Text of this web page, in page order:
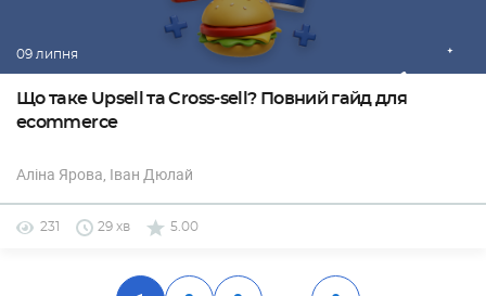
09 липня
Що таке Upsell та Cross-sell? Повний гайд для
ecommerce
Аліна Ярова, Іван Дюлай
231 29 хв 5.00